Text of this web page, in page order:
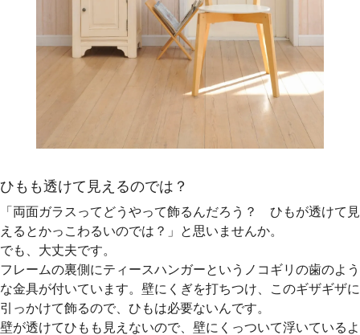
ひもも透けて見えるのでは？
「両面ガラスってどうやって飾るんだろう？ ひもが透けて見
えるとかっこわるいのでは？」と思いませんか。
でも、大丈夫です。
フレームの裏側にティースハンガーというノコギリの歯のよう
な金具が付いています。壁にくぎを打ちつけ、このギザギザに
引っかけて飾るので、ひもは必要ないんです。
壁が透けてひもも見えないので、壁にくっついて浮いているよ